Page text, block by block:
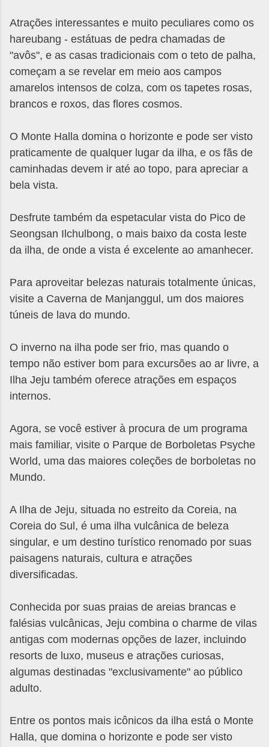
Atrações interessantes e muito peculiares como os
hareubang - estátuas de pedra chamadas de
"avôs", e as casas tradicionais com o teto de palha,
começam a se revelar em meio aos campos
amarelos intensos de colza, com os tapetes rosas,
brancos e roxos, das flores cosmos.
O Monte Halla domina o horizonte e pode ser visto
praticamente de qualquer lugar da ilha, e os fãs de
caminhadas devem ir até ao topo, para apreciar a
bela vista.
Desfrute também da espetacular vista do Pico de
Seongsan Ilchulbong, o mais baixo da costa leste
da ilha, de onde a vista é excelente ao amanhecer.
Para aproveitar belezas naturais totalmente únicas,
visite a Caverna de Manjanggul, um dos maiores
túneis de lava do mundo.
O inverno na ilha pode ser frio, mas quando o
tempo não estiver bom para excursões ao ar livre, a
Ilha Jeju também oferece atrações em espaços
internos.
Agora, se você estiver à procura de um programa
mais familiar, visite o Parque de Borboletas Psyche
World, uma das maiores coleções de borboletas no
Mundo.
A Ilha de Jeju, situada no estreito da Coreia, na
Coreia do Sul, é uma ilha vulcânica de beleza
singular, e um destino turístico renomado por suas
paisagens naturais, cultura e atrações
diversificadas.
Conhecida por suas praias de areias brancas e
falésias vulcânicas, Jeju combina o charme de vilas
antigas com modernas opções de lazer, incluindo
resorts de luxo, museus e atrações curiosas,
algumas destinadas "exclusivamente" ao público
adulto.
Entre os pontos mais icônicos da ilha está o Monte
Halla, que domina o horizonte e pode ser visto